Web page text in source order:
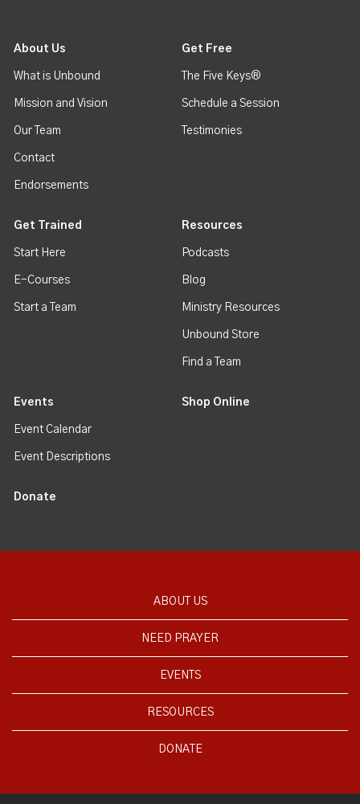
About Us
What is Unbound
Mission and Vision
Our Team
Contact
Endorsements
Get Free
The Five Keys®
Schedule a Session
Testimonies
Get Trained
Start Here
E-Courses
Start a Team
Resources
Podcasts
Blog
Ministry Resources
Unbound Store
Find a Team
Events
Event Calendar
Event Descriptions
Shop Online
Donate
ABOUT US
NEED PRAYER
EVENTS
RESOURCES
DONATE